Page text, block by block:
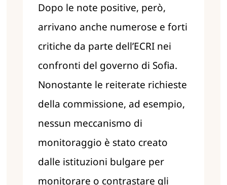
Dopo le note positive, però,
arrivano anche numerose e forti
critiche da parte dell’ECRI nei
confronti del governo di Sofia.
Nonostante le reiterate richieste
della commissione, ad esempio,
nessun meccanismo di
monitoraggio è stato creato
dalle istituzioni bulgare per
monitorare o contrastare gli